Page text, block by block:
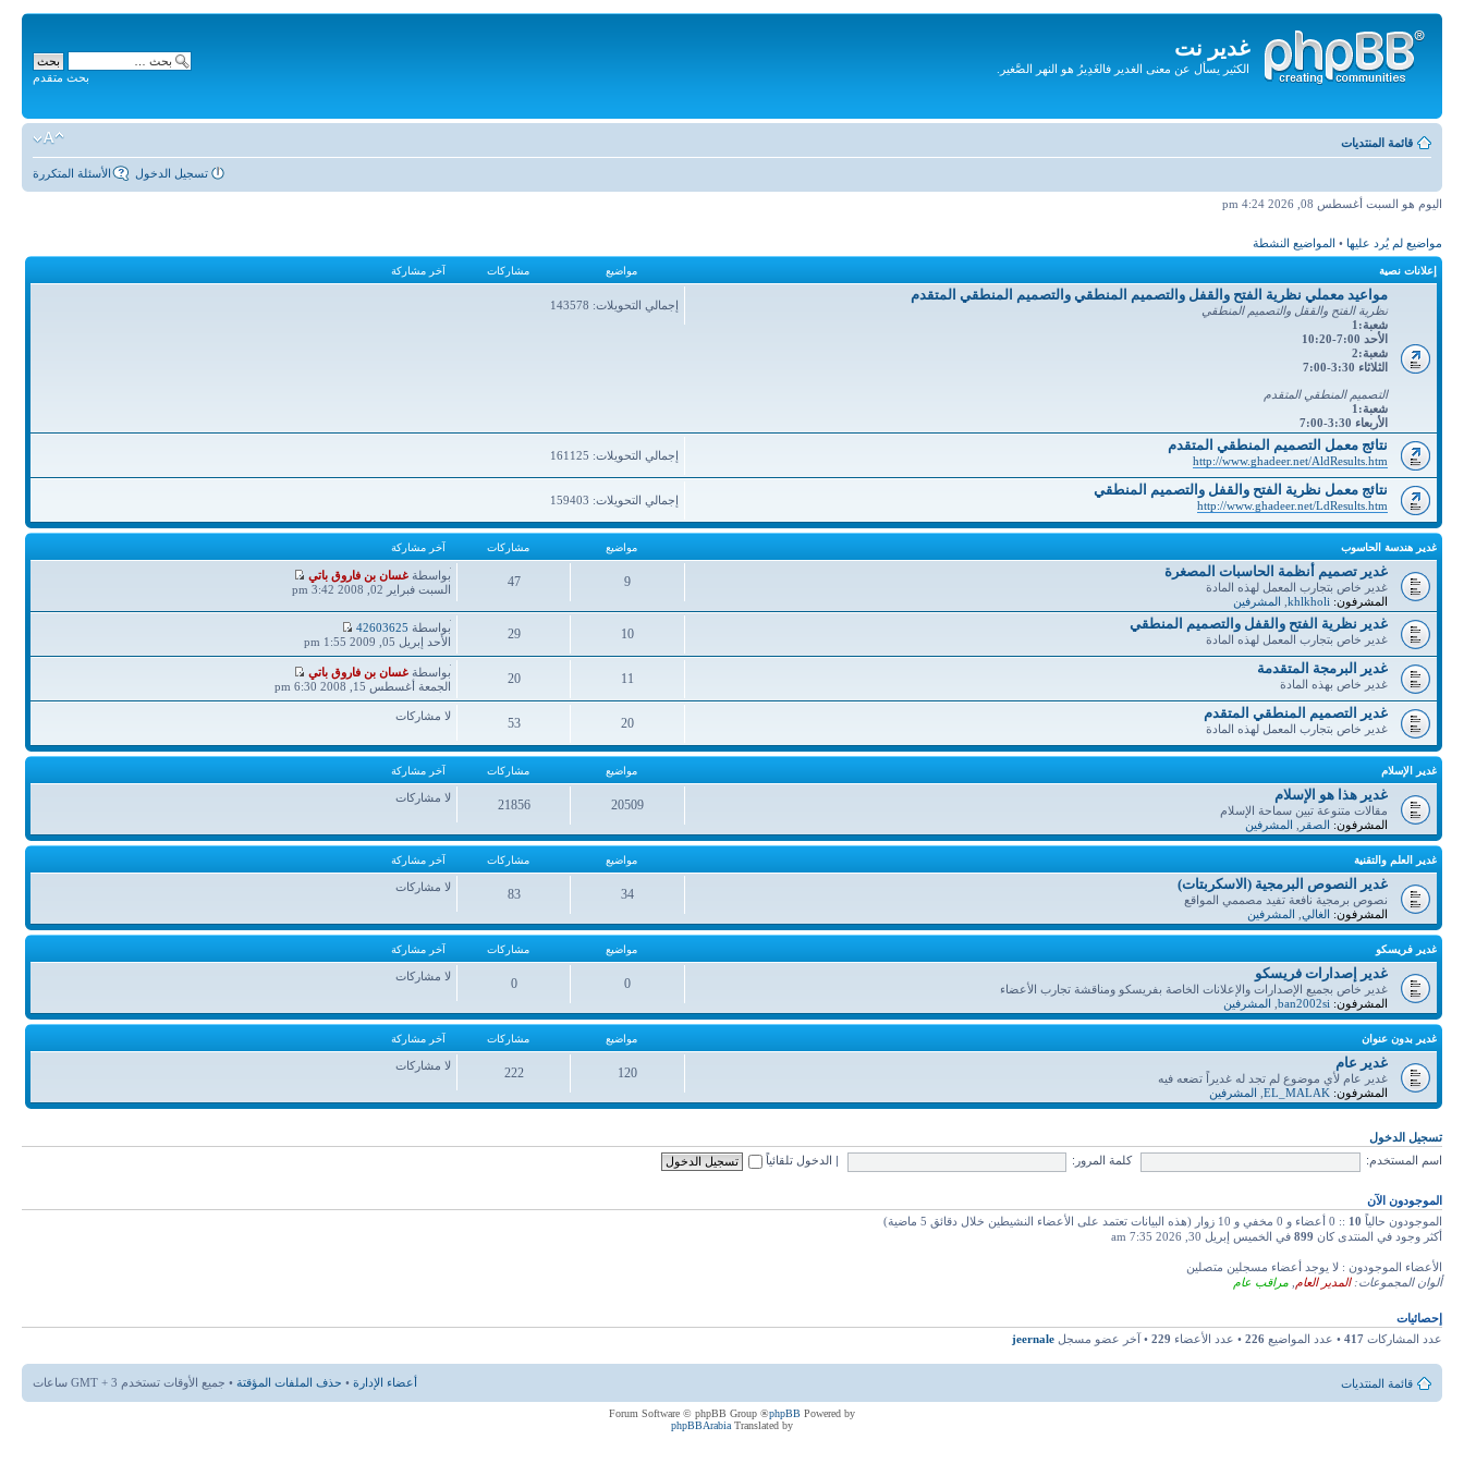
غدير نت
الكثير يسأل عن معنى الغدير فالغَدِيرُ هو النهر الصَّغير.
المحتويات
بحث متقدم
قائمة المنتديات
الأسئلة المتكررة تسجيل الدخول
اليوم هو السبت أغسطس 08, 2026 4:24 pm
مواضيع لم يُرد عليها • المواضيع النشطة
إعلانات نصية مواضيع مشاركات آخر مشاركة
مواعيد معملي نظرية الفتح والقفل والتصميم المنطقي والتصميم المنطقي المتقدم
نظرية الفتح والققل والتصميم المنطقي
شعبة:1
الأحد 7:00-10:20
شعبة:2
الثلاثاء 3:30-7:00
التصميم المنطقي المتقدم
شعبة:1
الأربعاء 3:30-7:00
إجمالي التحويلات: 143578
نتائج معمل التصميم المنطقي المتقدم
http://www.ghadeer.net/AldResults.htm إجمالي التحويلات: 161125
نتائج معمل نظرية الفتح والقفل والتصميم المنطقي
http://www.ghadeer.net/LdResults.htm إجمالي التحويلات: 159403
غدير هندسة الحاسوب مواضيع مشاركات آخر مشاركة
غدير تصميم أنظمة الحاسبات المصغرة
غدير خاص بتجارب المعمل لهذه المادة
المشرفون: khlkholi المشرفين
9
مواضيع
47
مشاركات
آخر
مشاركة
بواسطة غسان بن فاروق باتي
السبت فبراير 02, 2008 3:42 pm
غدير نظرية الفتح والقفل والتصميم المنطقي
غدير خاص بتجارب المعمل لهذه المادة
10
مواضيع
29
مشاركات
آخر
مشاركة
بواسطة 42603625
الأحد إبريل 05, 2009 1:55 pm
غدير البرمجة المتقدمة
غدير خاص بهذه المادة
11
مواضيع
20
مشاركات
آخر
مشاركة
بواسطة غسان بن فاروق باتي
الجمعة أغسطس 15, 2008 6:30 pm
غدير التصميم المنطقي المتقدم
غدير خاص بتجارب المعمل لهذه المادة
20
مواضيع
53
مشاركات
لا مشاركات
غدير الإسلام مواضيع مشاركات آخر مشاركة
غدير هذا هو الإسلام
مقالات متنوعة تبين سماحة الإسلام
المشرفون: الصقر المشرفين
20509
مواضيع
21856
مشاركات
لا مشاركات
غدير العلم والتقنية مواضيع مشاركات آخر مشاركة
غدير النصوص البرمجية (الاسكربتات)
نصوص برمجية نافعة تفيد مصممي المواقع
المشرفون: الغالي المشرفين
34
مواضيع
83
مشاركات
لا مشاركات
غدير فريسكو مواضيع مشاركات آخر مشاركة
غدير إصدارات فريسكو
غدير خاص بجميع الإصدارات والإعلانات الخاصة بفريسكو ومناقشة تجارب الأعضاء
المشرفون: ban2002si المشرفين
0
مواضيع
0
مشاركات
لا مشاركات
غدير بدون عنوان مواضيع مشاركات آخر مشاركة
غدير عام
غدير عام لأي موضوع لم تجد له غديراً تضعه فيه
المشرفون: EL_MALAK المشرفين
120
مواضيع
222
مشاركات
لا مشاركات
تسجيل الدخول
اسم المستخدم: كلمة المرور: الدخول تلقائياً
الموجودون الآن
الموجودون حالياً 10 :: 0 أعضاء و 0 مخفي و 10 زوار (هذه البيانات تعتمد على الأعضاء النشيطين خلال دقائق 5 ماضية)
أكثر وجود في المنتدى كان 899 في الخميس إبريل 30, 2026 7:35 am
الأعضاء الموجودون : لا يوجد أعضاء مسجلين متصلين
ألوان المجموعات:المدير العام مراقب عام
إحصائيات
عدد المشاركات 417 • عدد المواضيع 226 • عدد الأعضاء 229 • آخر عضو مسجل jeernale
قائمة المنتديات أعضاء الإدارة • حذف الملفات المؤقتة • جميع الأوقات تستخدم GMT + 3 ساعات
Powered by
phpBB
® Forum Software © phpBB Group
Translated by
phpBBArabia